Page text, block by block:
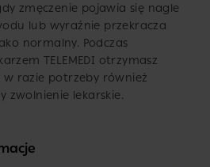
zmęczenie pojawia się nagle
lub wyraźnie przekracza
normalny. Podczas
TELEMEDI otrzymasz
razie potrzeby również
zwolnienie lekarskie.